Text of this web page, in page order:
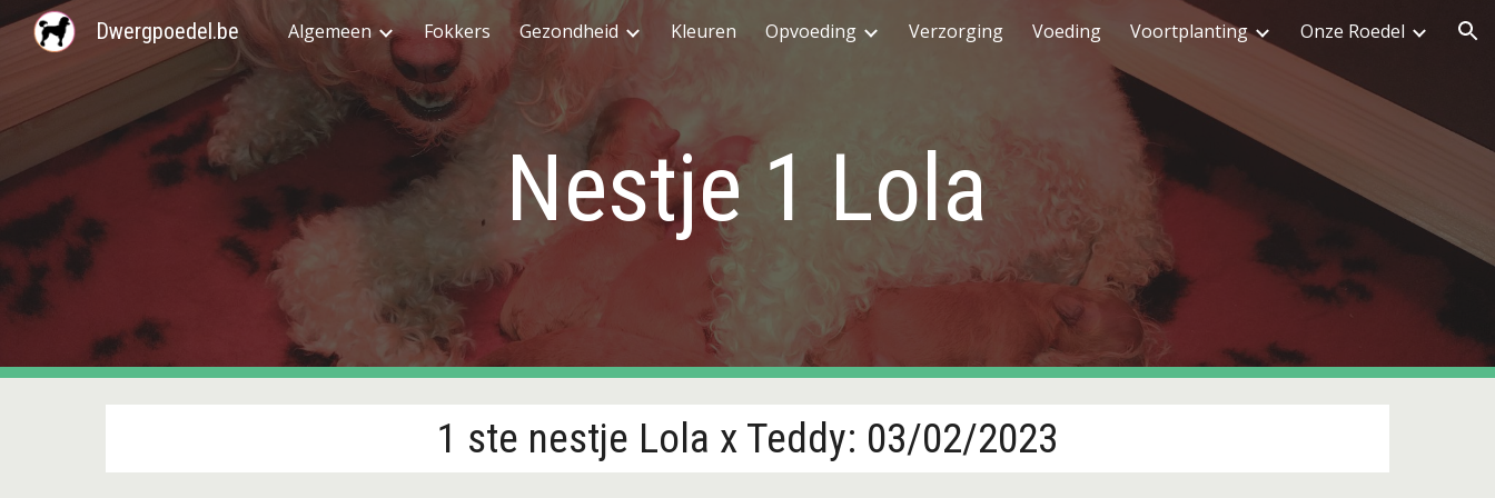
Skip to main content Skip to navigation
Dwergpoedel.be Algemeen Fokkers Gezondheid Kleuren Opvoeding Verzorging Voeding Voortplanting Onze Roedel
Nestje 1 Lola
1 ste nestje Lola x Teddy: 03/02/2023